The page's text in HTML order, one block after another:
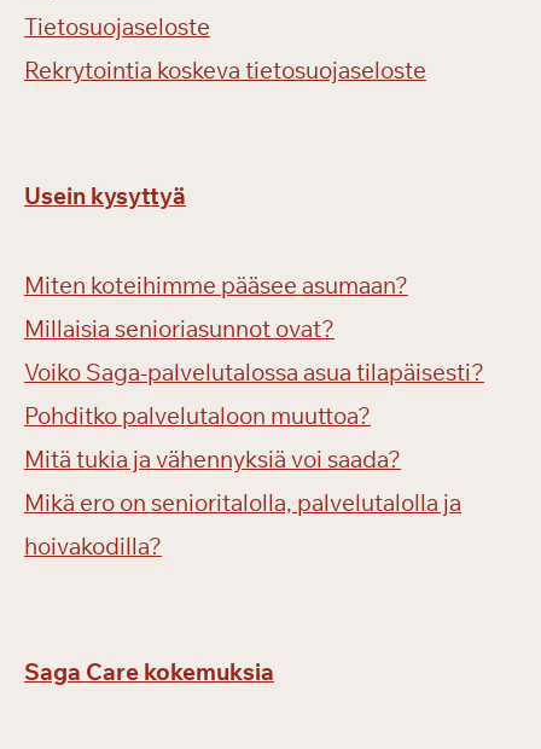
Tietosuojaseloste
Rekrytointia koskeva tietosuojaseloste
Usein kysyttyä
Miten koteihimme pääsee asumaan?
Millaisia senioriasunnot ovat?
Voiko Saga-palvelutalossa asua tilapäisesti?
Pohditko palvelutaloon muuttoa?
Mitä tukia ja vähennyksiä voi saada?
Mikä ero on senioritalolla, palvelutalolla ja
hoivakodilla?
Saga Care kokemuksia